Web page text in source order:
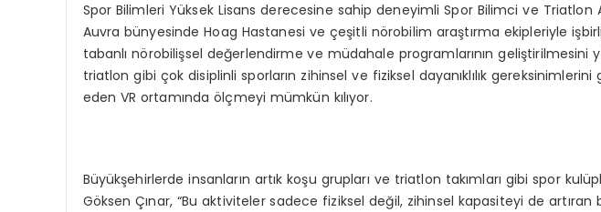
Spor Bilimleri Yüksek Lisans derecesine sahip deneyimli Spor Bilimci ve Triatlon
Auvra bünyesinde Hoag Hastanesi ve çeşitli nörobilim araştırma ekipleriyle
tabanlı nörobilişsel değerlendirme ve müdahale programlarının geliştirilmesini
triatlon gibi çok disiplinli sporların zihinsel ve fiziksel dayanıklılık gereksinimlerini
eden VR ortamında ölçmeyi mümkün kılıyor.
Büyükşehirlerde insanların artık koşu grupları ve triatlon takımları gibi spor
Göksen Çınar, “Bu aktiviteler sadece fiziksel değil, zihinsel kapasiteyi de artıran